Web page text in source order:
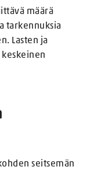
määrä
tarkennuksia
Lasten ja
seitsemän